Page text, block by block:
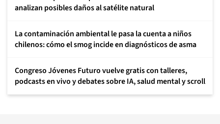
analizan posibles daños al satélite natural
La contaminación ambiental le pasa la cuenta a niños
chilenos: cómo el smog incide en diagnósticos de asma
Congreso Jóvenes Futuro vuelve gratis con talleres,
podcasts en vivo y debates sobre IA, salud mental y scroll